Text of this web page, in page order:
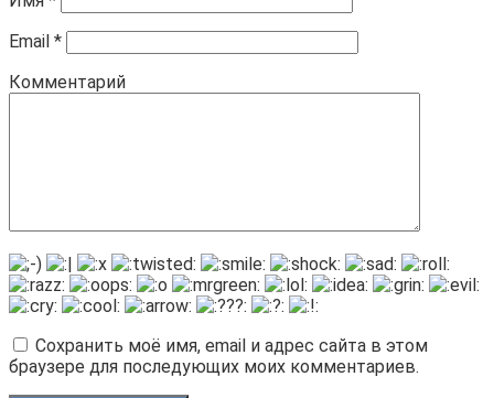
Email *
Комментарий
Сохранить моё имя, email и адрес сайта в этом
браузере для последующих моих комментариев.